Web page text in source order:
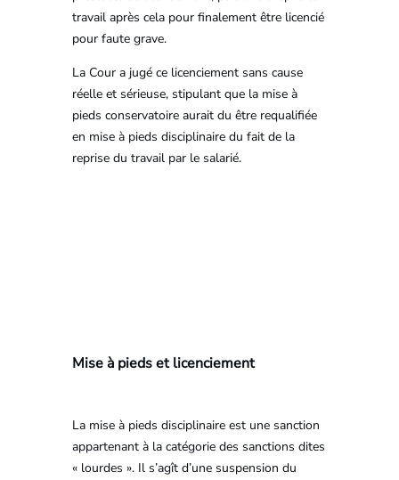
travail après cela pour finalement être licencié
pour faute grave.
La Cour a jugé ce licenciement sans cause
réelle et sérieuse, stipulant que la mise à
pieds conservatoire aurait du être requalifiée
en mise à pieds disciplinaire du fait de la
reprise du travail par le salarié.
Mise à pieds et licenciement
La mise à pieds disciplinaire est une sanction
appartenant à la catégorie des sanctions dites
« lourdes ». Il s’agît d’une suspension du